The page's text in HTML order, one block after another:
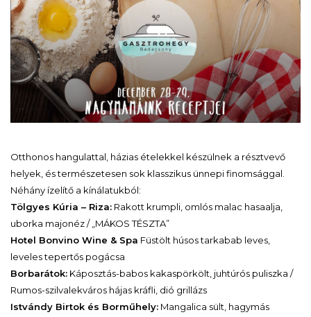
Otthonos hangulattal, házias ételekkel készülnek a résztvevő
helyek, és természetesen sok klasszikus ünnepi finomsággal.
Néhány ízelítő a kínálatukból:
Tölgyes Kúria – Riza: Rakott krumpli, omlós malac hasaalja,
uborka majonéz / „MÁKOS TÉSZTA”
Hotel Bonvino Wine & Spa Füstölt húsos tarkabab leves,
leveles tepertős pogácsa
Borbarátok: Káposztás-babos kakaspörkölt, juhtúrós puliszka /
Rumos-szilvalekváros hájas kráfli, dió grillázs
Istvándy Birtok és Borműhely: Mangalica sült, hagymás